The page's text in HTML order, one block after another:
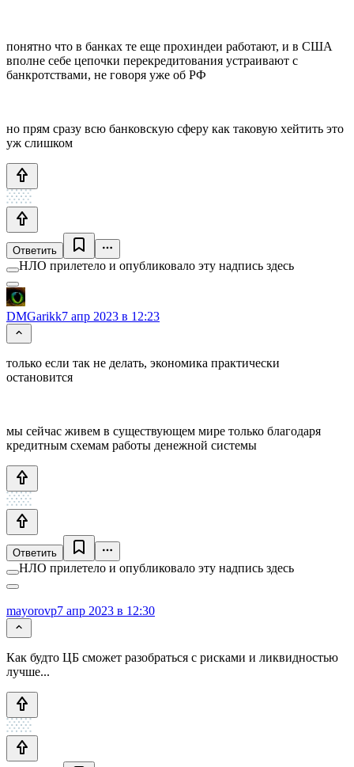
понятно что в банках те еще прохиндеи работают, и в США
вполне себе цепочки перекредитования устраивают с
банкротствами, не говоря уже об РФ
но прям сразу всю банковскую сферу как таковую хейтить это
уж слишком
Ответить
НЛО прилетело и опубликовало эту надпись здесь
DMGarikk7 апр 2023 в 12:23
только если так не делать, экономика практически
остановится
мы сейчас живем в существующем мире только благодаря
кредитным схемам работы денежной системы
Ответить
НЛО прилетело и опубликовало эту надпись здесь
mayorovp7 апр 2023 в 12:30
Как будто ЦБ сможет разобраться с рисками и ликвидностью
лучше...